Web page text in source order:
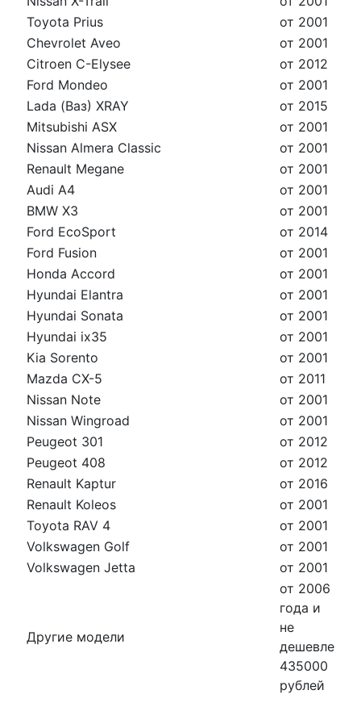
Toyota Prius
от 2001
Chevrolet Aveo
от 2001
Citroen C-Elysee
от 2012
Ford Mondeo
от 2001
Lada (Ваз) XRAY
от 2015
Mitsubishi ASX
от 2001
Nissan Almera Classic
от 2001
Renault Megane
от 2001
Audi A4
от 2001
BMW X3
от 2001
Ford EcoSport
от 2014
Ford Fusion
от 2001
Honda Accord
от 2001
Hyundai Elantra
от 2001
Hyundai Sonata
от 2001
Hyundai ix35
от 2001
Kia Sorento
от 2001
Mazda CX-5
от 2011
Nissan Note
от 2001
Nissan Wingroad
от 2001
Peugeot 301
от 2012
Peugeot 408
от 2012
Renault Kaptur
от 2016
Renault Koleos
от 2001
Toyota RAV 4
от 2001
Volkswagen Golf
от 2001
Volkswagen Jetta
от 2001
Другие модели
от 2006
года и
не
дешевле
435000
рублей